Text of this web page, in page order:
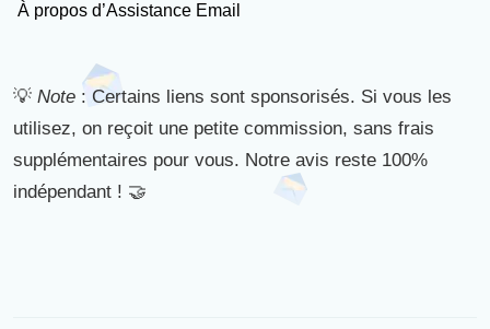
À propos d’Assistance Email
💡 Note : Certains liens sont sponsorisés. Si vous les
utilisez, on reçoit une petite commission, sans frais
supplémentaires pour vous. Notre avis reste 100%
indépendant ! 🤝